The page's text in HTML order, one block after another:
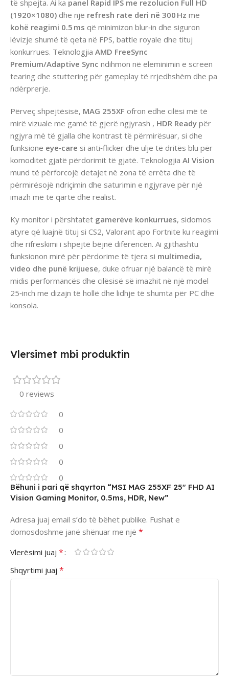
të shpejta. Ai ka panel Rapid IPS me rezolucion Full HD
(1920×1080) dhe një refresh rate deri në 300 Hz me
kohë reagimi 0.5 ms që minimizon blur‑in dhe siguron
lëvizje shumë të qeta në FPS, battle royale dhe tituj
konkurrues. Teknologjia AMD FreeSync
Premium/Adaptive Sync ndihmon në eleminimin e screen
tearing dhe stuttering për gameplay të rrjedhshëm dhe pa
ndërprerje.
Përveç shpejtësisë, MAG 255XF ofron edhe cilësi më të
mirë vizuale me gamë të gjerë ngjyrash , HDR Ready për
ngjyra më të gjalla dhe kontrast të përmirësuar, si dhe
funksione eye‑care si anti‑flicker dhe ulje të dritës blu për
komoditet gjatë përdorimit të gjatë. Teknologjia AI Vision
mund të përforcojë detajet në zona të errëta dhe të
përmirësojë ndriçimin dhe saturimin e ngjyrave për një
imazh më të qartë dhe realist.
Ky monitor i përshtatet gamerëve konkurrues, sidomos
atyre që luajnë tituj si CS2, Valorant apo Fortnite ku reagimi
dhe rifreskimi i shpejtë bëjnë diferencën. Ai gjithashtu
funksionon mirë për përdorime të tjera si multimedia,
video dhe punë krijuese, duke ofruar një balancë të mirë
midis performancës dhe cilësisë së imazhit në një model
25‑inch me dizajn të hollë dhe lidhje të shumta për PC dhe
konsola.
Vlersimet mbi produktin
0 reviews
0
0
0
0
0
Bëhuni i pari që shqyrton “MSI MAG 255XF 25″ FHD AI
Vision Gaming Monitor, 0.5ms, HDR, New”
Adresa juaj email s’do të bëhet publike. Fushat e
domosdoshme janë shënuar me një *
Vlerësimi juaj *
Shqyrtimi juaj *